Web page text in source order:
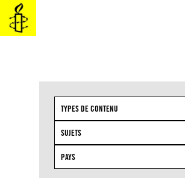
Aller
au
contenu
TYPES DE CONTENU
SUJETS
PAYS